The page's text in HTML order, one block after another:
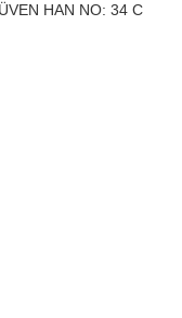
HAN NO: 34 C